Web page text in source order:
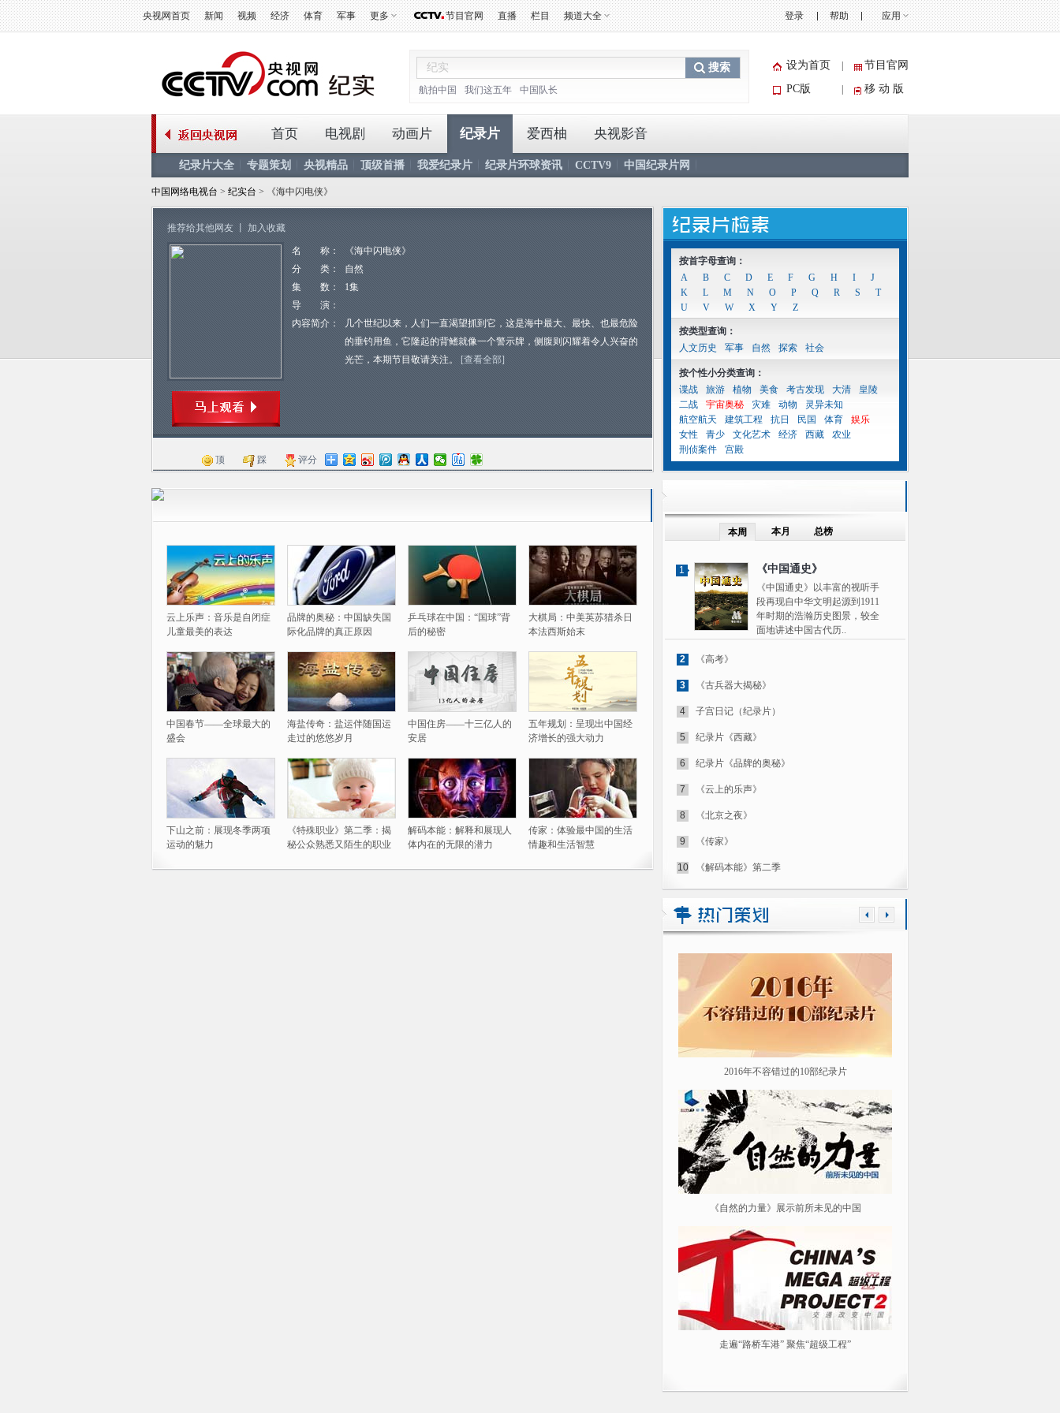
央视网首页 新闻 视频 经济 体育 军事 更多 节目官网 直播 栏目 频道大全 帮助 应用
登录
搜索
航拍中国 我们这五年 中国队长
设为首页
节目官网
PC版
移 动 版
首页 电视剧 动画片 纪录片
纪录片大全 专题策划 央视精品 顶级首播 我爱纪录片 纪录片环球资讯 CCTV9 中国纪录片网
爱西柚 央视影音
中国网络电视台 > 纪实台 > 《海中闪电侠》
推荐给其他网友 加入收藏
名 称：
《海中闪电侠》
分 类：
自然
集 数：
1集
导 演：
内容简介：
几个世纪以来，人们一直渴望抓到它，这是海中最大、最快、也最危险
的垂钓用鱼，它隆起的背鳍就像一个警示牌，侧腹则闪耀着令人兴奋的
光芒，本期节目敬请关注。
[查看全部]
顶 踩 评分
云上乐声：音乐是自闭症
儿童最美的表达
品牌的奥秘：中国缺失国
际化品牌的真正原因
乒乓球在中国：“国球”背
后的秘密
大棋局：中美英苏猎杀日
本法西斯始末
中国春节——全球最大的
盛会
海盐传奇：盐运伴随国运
走过的悠悠岁月
中国住房——十三亿人的
安居
五年规划：呈现出中国经
济增长的强大动力
下山之前：展现冬季两项
运动的魅力
《特殊职业》第二季：揭
秘公众熟悉又陌生的职业
解码本能：解释和展现人
体内在的无限的潜力
传家：体验最中国的生活
情趣和生活智慧
按首字母查询：
A
B C D E F G H I
J
K
L M N O P Q R S
T
U
V W X Y Z
按类型查询：
人文历史
军事 自然 探索 社会
按个性小分类查询：
谍战
旅游 植物 美食 考古发现 大清
皇陵
二战
宇宙奥秘 灾难 动物
灵异未知
航空航天
建筑工程 抗日 民国 体育
娱乐
女性
青少 文化艺术 经济 西藏
农业
刑侦案件
宫殿
本周 本月 总榜
1 《中国通史》
《中国通史》以丰富的视听手
段再现自中华文明起源到1911
年时期的浩瀚历史图景，较全
面地讲述中国古代历..
2 《高考》
3 《古兵器大揭秘》
4 子宫日记（纪录片）
5 纪录片《西藏》
6 纪录片《品牌的奥秘》
7 《云上的乐声》
8 《北京之夜》
9 《传家》
10 《解码本能》第二季
2016年不容错过的10部纪录片
《自然的力量》展示前所未见的中国
走遍“路桥车港” 聚焦“超级工程”